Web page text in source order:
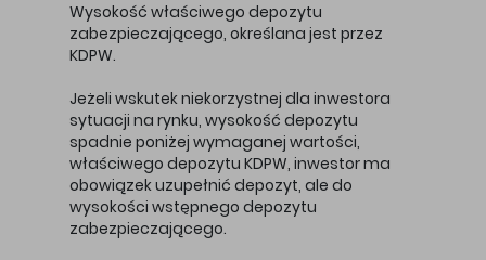
Wysokość właściwego depozytu
zabezpieczającego, określana jest przez
KDPW.
Jeżeli wskutek niekorzystnej dla inwestora
sytuacji na rynku, wysokość depozytu
spadnie poniżej wymaganej wartości,
właściwego depozytu KDPW, inwestor ma
obowiązek uzupełnić depozyt, ale do
wysokości wstępnego depozytu
zabezpieczającego.